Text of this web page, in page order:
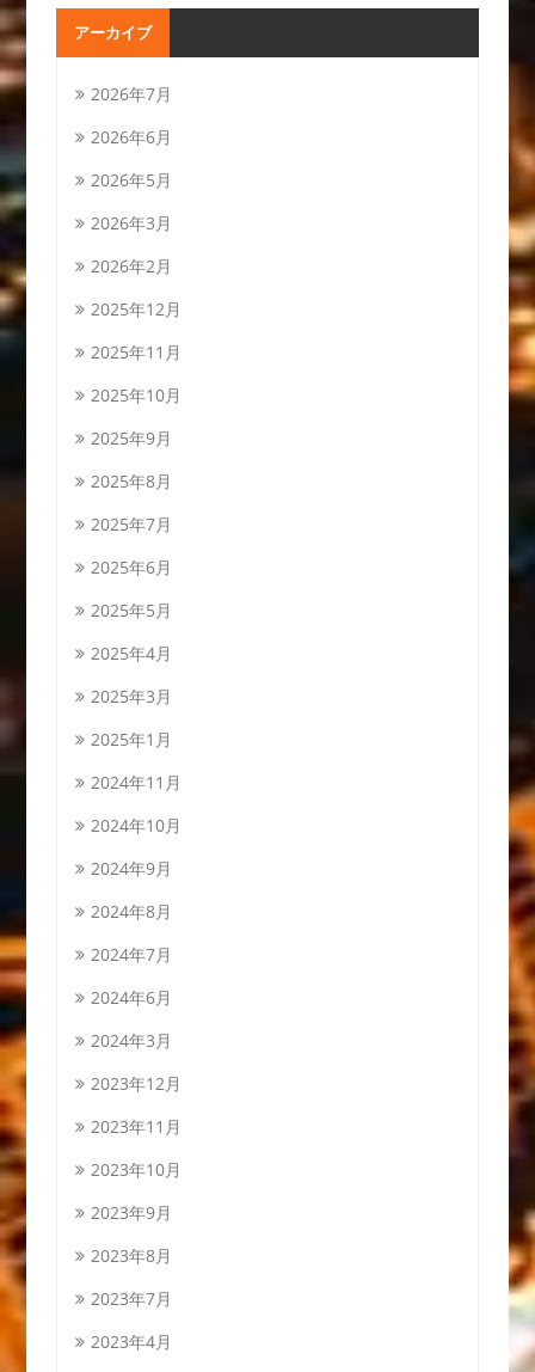
アーカイブ
2026年7月
2026年6月
2026年5月
2026年3月
2026年2月
2025年12月
2025年11月
2025年10月
2025年9月
2025年8月
2025年7月
2025年6月
2025年5月
2025年4月
2025年3月
2025年1月
2024年11月
2024年10月
2024年9月
2024年8月
2024年7月
2024年6月
2024年3月
2023年12月
2023年11月
2023年10月
2023年9月
2023年8月
2023年7月
2023年4月